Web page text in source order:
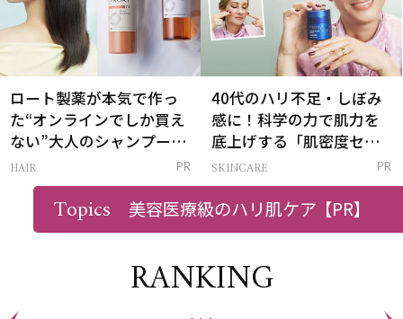
ロート製薬が本気で作っ
た“オンラインでしか買え
ない”大人のシャンプー＆
トリートメントって？
HAIR PR
40代のハリ不足・しぼみ
感に！科学の力で肌力を
底上げする「肌密度セラ
ム」
SKINCARE PR
RANKING
Topics 美容医療級のハリ肌ケア【PR】